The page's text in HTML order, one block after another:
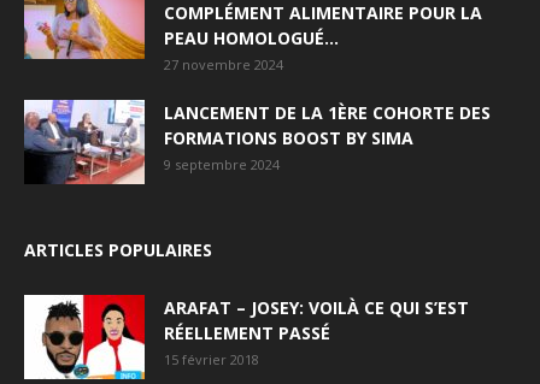
COMPLÉMENT ALIMENTAIRE POUR LA
PEAU HOMOLOGUÉ...
27 novembre 2024
LANCEMENT DE LA 1ÈRE COHORTE DES
FORMATIONS BOOST BY SIMA
9 septembre 2024
ARTICLES POPULAIRES
ARAFAT – JOSEY: VOILÀ CE QUI S’EST
RÉELLEMENT PASSÉ
15 février 2018